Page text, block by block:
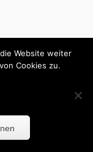
Website weiter
Cookies zu.